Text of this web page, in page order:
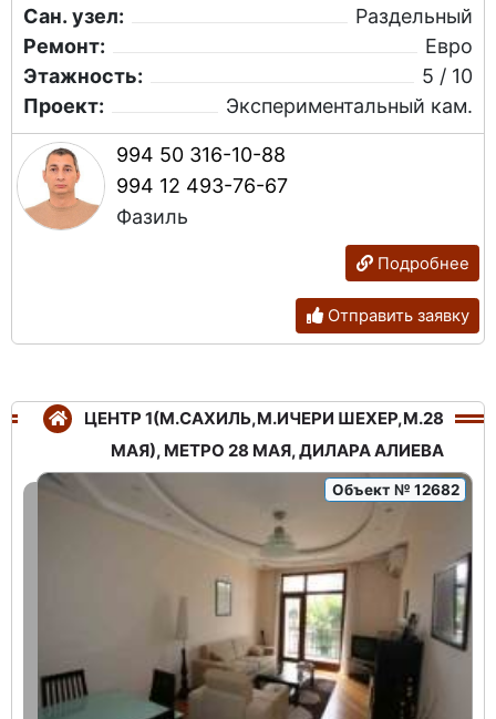
Сан. узел:
Раздельный
Ремонт:
Евро
Этажность:
5 / 10
Проект:
Экспериментальный кам.
994 50 316-10-88
994 12 493-76-67
Фазиль
Подробнее
Отправить заявку
ЦЕНТР 1(М.САХИЛЬ,М.ИЧЕРИ ШЕХЕР,М.28
МАЯ), МЕТРО 28 МАЯ, ДИЛАРА АЛИЕВА
Объект № 12682